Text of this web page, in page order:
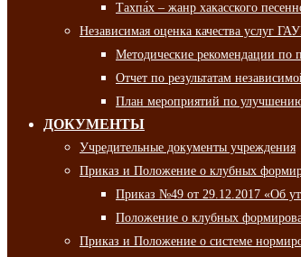
Тахпа́х – жанр хакасского
Независимая оценка качества услуг
Методические рекомендации по
Отчет по результатам
План мероприятий по улучшению
ДОКУМЕНТЫ
Учредительные документы учреждения
Приказ и Положение о клубных
Приказ №49 от 29.12.2017 «Об
Положение о клубных
Приказ и Положение о системе